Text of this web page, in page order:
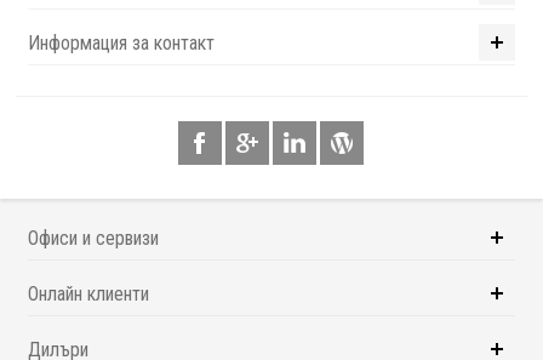
Информация за контакт
Офиси и сервизи
Онлайн клиенти
Дилъри